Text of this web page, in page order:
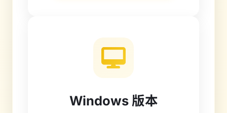
Windows 版本